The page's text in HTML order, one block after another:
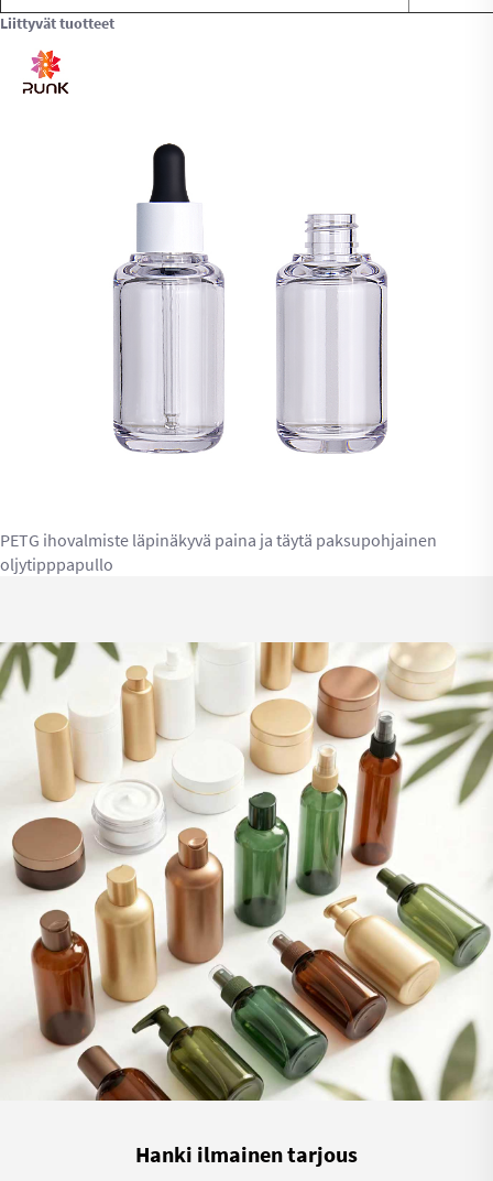
Liittyvät tuotteet
PETG ihovalmiste läpinäkyvä paina ja täytä paksupohjainen
oljytipppapullo
Hanki ilmainen tarjous